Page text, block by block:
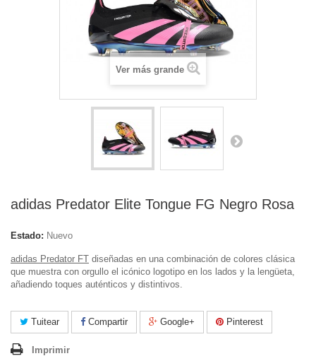
Ver más grande
adidas Predator Elite Tongue FG Negro Rosa
Estado: Nuevo
adidas Predator FT diseñadas en una combinación de colores clásica
que muestra con orgullo el icónico logotipo en los lados y la lengüeta,
añadiendo toques auténticos y distintivos.
Tuitear Compartir Google+ Pinterest
Imprimir